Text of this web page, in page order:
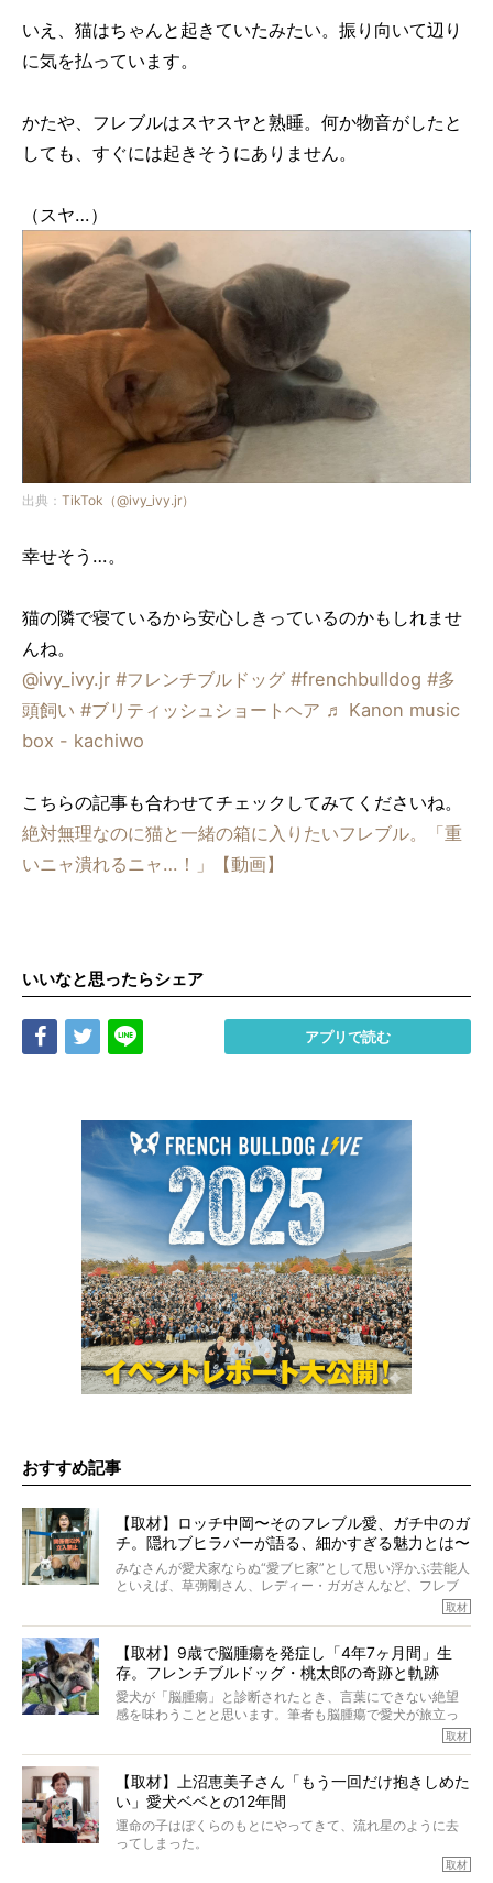
いえ、猫はちゃんと起きていたみたい。振り向いて辺り
に気を払っています。
かたや、フレブルはスヤスヤと熟睡。何か物音がしたと
しても、すぐには起きそうにありません。
（スヤ…）
出典： TikTok（@ivy_ivy.jr）
幸せそう…。
猫の隣で寝ているから安心しきっているのかもしれませ
んね。
@ivy_ivy.jr #フレンチブルドッグ #frenchbulldog #多
頭飼い #ブリティッシュショートヘア ♬ Kanon music
box - kachiwo
こちらの記事も合わせてチェックしてみてくださいね。
絶対無理なのに猫と一緒の箱に入りたいフレブル。「重
いニャ潰れるニャ…！」【動画】
いいなと思ったらシェア
Share Tweet アプリで読む
おすすめ記事
【取材】ロッチ中岡〜そのフレブル愛、ガチ中のガ
チ。隠れブヒラバーが語る、細かすぎる魅力とは〜
【前編】
みなさんが愛犬家ならぬ“愛ブヒ家”として思い浮かぶ芸能人
といえば、草彅剛さん、レディー・ガガさんなど、フレブ
ルを飼っている方が多いと思います。が、ロッチ中岡さん
んのインスタグラムを覗くと、たくさんのフレブルアカウ
ントがフォローされていて、わが『FRENCH BULLDOG
LIFE』モデルのnicoやトーラスも、その中の一頭。
そんな中岡さんに、フレブルの魅力を語っていただきまし
た。そのブヒ愛っぷりは、思ってた以上！ ガチ中のガチ
取材
【取材】9歳で脳腫瘍を発症し「4年7ヶ月間」生
存。フレンチブルドッグ・桃太郎の奇跡と軌跡
愛犬が「脳腫瘍」と診断されたとき、言葉にできない絶望
感を味わうことと思います。筆者も脳腫瘍で愛犬が旅立っ
たひとり。だからこそ、どれほど厄介で困難な病気かを理
ところが、フレンチブルドッグの桃太郎は9歳で脳腫瘍を発
症し、なんと4年7ヶ月間も生き抜いたのです。旅立ったと
きの年齢は13歳と11ヶ月、レジェンド級のレジェンドでし
た。さらには、治療後3年間は一度も発作が起きなかったと
いいます。
この事実はフレンチブルドッグだけでなく、脳腫瘍と闘う
取材
【取材】上沼恵美子さん「もう一回だけ抱きしめた
い」愛犬ベベとの12年間
運命の子はぼくらのもとにやってきて、流れ星のように去
ってしまった。
取材